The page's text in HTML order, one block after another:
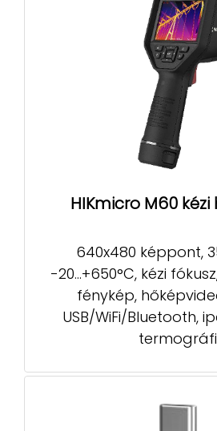
HIKmicro M60
640x480 képpont,
-20...+650°C, kézi
fénykép,
USB/WiFi/Bluetooth,